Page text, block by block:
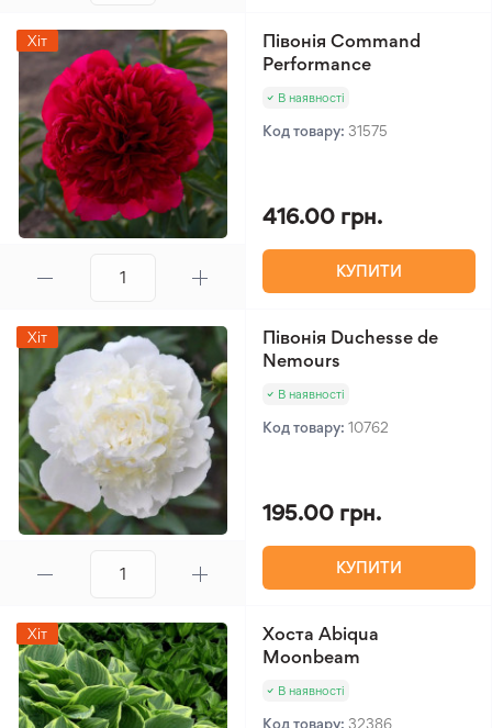
Хіт
Півонія Command
Performance
В наявності
Код товару: 31575
416.00 грн.
КУПИТИ
Хіт
Півонія Duchesse de
Nemours
В наявності
Код товару: 10762
195.00 грн.
КУПИТИ
Хіт
Хоста Abiqua
Moonbeam
В наявності
Код товару: 32386